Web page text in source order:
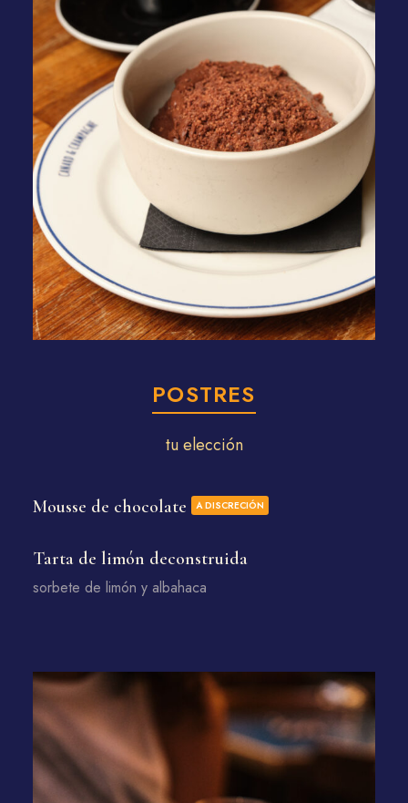
POSTRES
tu elección
Mousse de chocolate A DISCRECIÓN
Tarta de limón deconstruida
sorbete de limón y albahaca